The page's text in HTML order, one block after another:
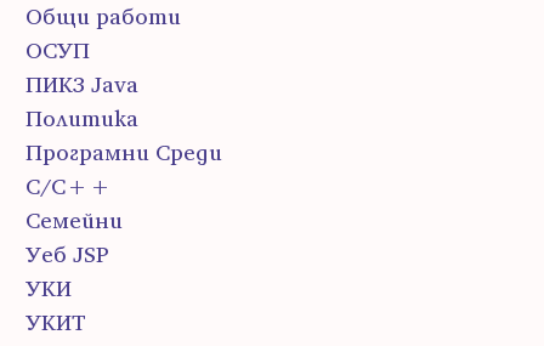
Общи работи
ОСУП
ПИК3 Java
Политика
Програмни Среди
С/С++
Семейни
Уеб JSP
УКИ
УКИТ